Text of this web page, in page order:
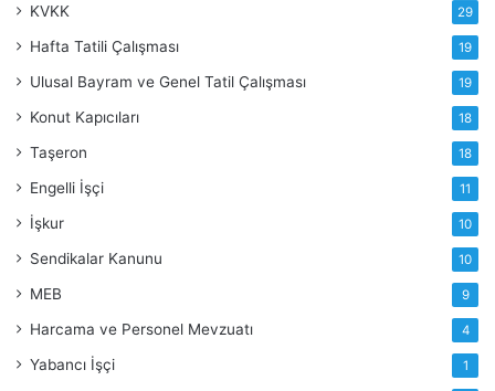
KVKK 29
Hafta Tatili Çalışması 19
Ulusal Bayram ve Genel Tatil Çalışması 19
Konut Kapıcıları 18
Taşeron 18
Engelli İşçi 11
İşkur 10
Sendikalar Kanunu 10
MEB 9
Harcama ve Personel Mevzuatı 4
Yabancı İşçi 1